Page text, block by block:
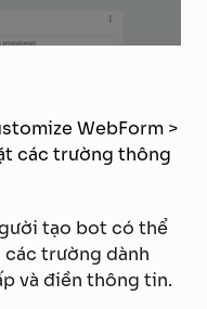
WebForm >
các trường thông
tạo bot có thể
trường dành
và điền thông tin.